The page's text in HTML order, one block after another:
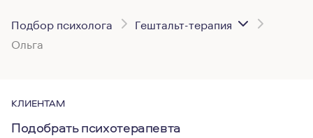
Подбор психолога
Гештальт-терапия
Ольга
КЛИЕНТАМ
Подобрать психотерапевта